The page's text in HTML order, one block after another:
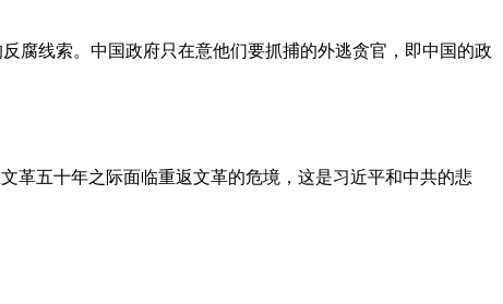
腐线索。中国政府只在意他们要抓捕的外逃贪官，即中国的政
革五十年之际面临重返文革的危境，这是习近平和中共的悲